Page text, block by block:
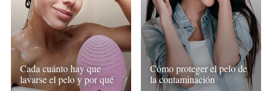
Cada cuánto hay que
lavarse el pelo y por qué
Cómo proteger el pelo de
la contaminación